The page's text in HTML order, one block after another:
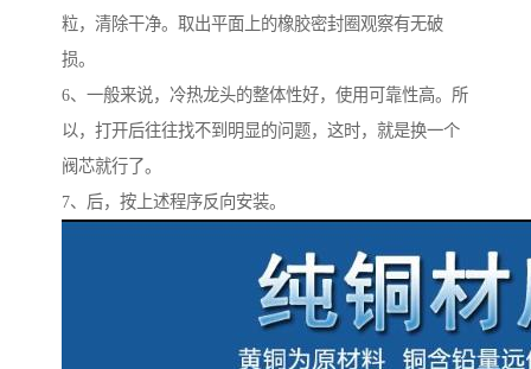
粒，清除干净。取出平面上的橡胶密封圈观察有无破
损。
6、一般来说，冷热龙头的整体性好，使用可靠性高。所
以，打开后往往找不到明显的问题，这时，就是换一个
阀芯就行了。
7、后，按上述程序反向安装。